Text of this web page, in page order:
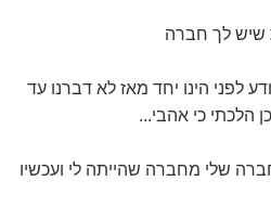
שיש לך חברה
הינו יחד מאז לא דברנו עד
הלכתי כי אהבי...
שלי מחברה שהייתה לי ועכשיו